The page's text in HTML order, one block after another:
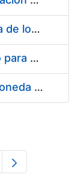
Conexión mediante Fibra Óptica de los Centros de Proceso de Datos (CPDs) de las sedes de la FNMT-RCM de Burgos y Madrid
Contratación de acuerdo marco para el Suministro de Material de Electricidad para la Fábrica Nacional de Moneda y Timbre-Real Casa de la Moneda en su centro de trabajo de Burgos
Suministro de estuches para moneda de 30 €
Pages Use